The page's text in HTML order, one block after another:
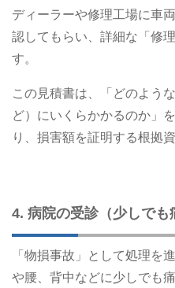
ディーラーや修理工場に車
認してもらい、詳細な「修
す。
この見積書は、「どのよう
ど）にいくらかかるのか」
り、損害額を証明する根拠
4. 病院の受診（少しでも
「物損事故」として処理を
や腰、背中などに少しでも